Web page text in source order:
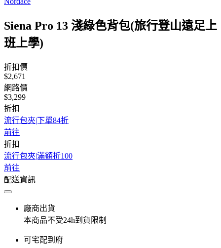
Siena Pro 13 淺綠色背包(旅行登山遠足上
班上學)
折扣價
$2,671
網路價
$3,299
折扣
流行包夾|下單84折
前往
折扣
流行包夾|滿額折100
前往
配送資訊
廠商出貨
本商品不受24h到貨限制
可宅配到府